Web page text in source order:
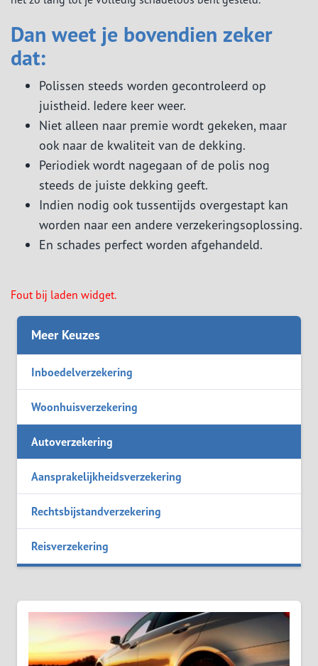
Dan weet je bovendien zeker
dat:
Polissen steeds worden gecontroleerd op
juistheid. Iedere keer weer.
Niet alleen naar premie wordt gekeken, maar
ook naar de kwaliteit van de dekking.
Periodiek wordt nagegaan of de polis nog
steeds de juiste dekking geeft.
Indien nodig ook tussentijds overgestapt kan
worden naar een andere verzekeringsoplossing.
En schades perfect worden afgehandeld.
Fout bij laden widget.
Meer Keuzes
Inboedelverzekering
Woonhuisverzekering
Autoverzekering
Aansprakelijkheidsverzekering
Rechtsbijstandverzekering
Reisverzekering